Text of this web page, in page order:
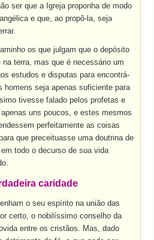
ser que a Igreja proponha de modo
e que, ao propô-la, seja
os que julgam que o depósito
terra, mas que é necessário um
estudos e disputas para encontrá-
homens seja apenas suficiente para
tivesse falado pelos profetas e
uns poucos, e estes mesmos
perfeitamente as coisas
que preceituasse uma doutrina de
todo o decurso de sua vida
caridade
o seu espírito na união das
certo, o nobilíssimo conselho da
entre os cristãos. Mas, dado